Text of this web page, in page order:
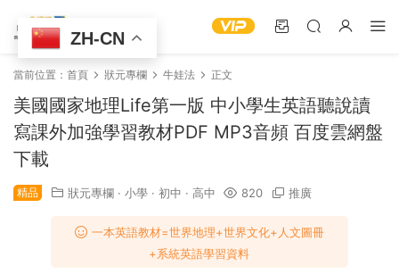
當前位置： 首頁 狀元專欄 牛娃法 正文
美國國家地理Life第一版 中小學生英語聽說讀
寫課外加強學習教材PDF MP3音頻 百度雲網盤
下載
精品 狀元專欄 · 小學 · 初中 · 高中 820 推廣
一本英語教材=世界地理+世界文化+人文圖冊
+系統英語學習資料
ZH-CN